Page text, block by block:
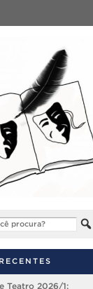
Teatro 2026/1: